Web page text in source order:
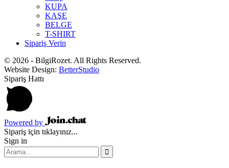
KUPA
KAŞE
BELGE
T-SHIRT
Sipariş Verin
© 2026 - BilgiRozet. All Rights Reserved.
Website Design: BetterStudio
Sipariş Hattı
Powered by
Sipariş için tıklayınız...
Sign in